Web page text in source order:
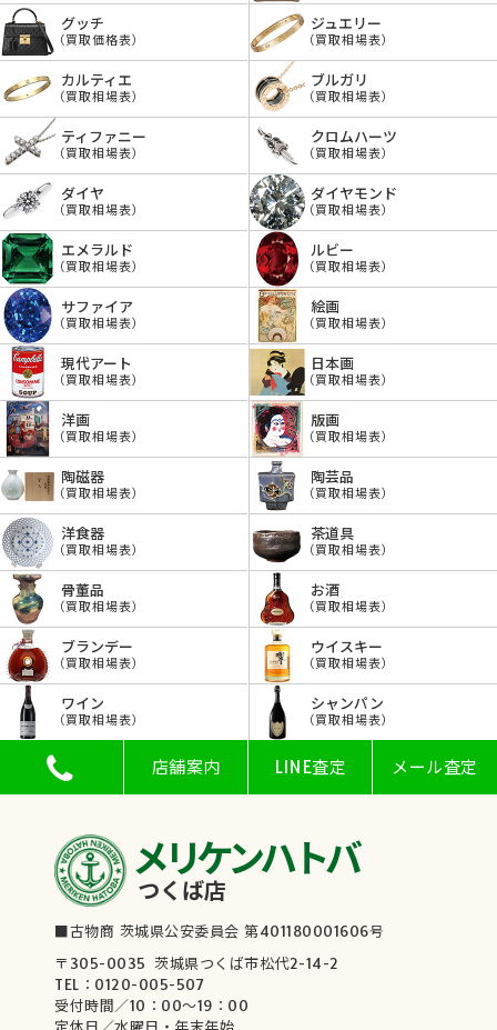
グッチ
（買取価格表）
ジュエリー
（買取相場表）
カルティエ
（買取相場表）
ブルガリ
（買取相場表）
ティファニー
（買取相場表）
クロムハーツ
（買取相場表）
ダイヤ
（買取相場表）
ダイヤモンド
（買取相場表）
エメラルド
（買取相場表）
ルビー
（買取相場表）
サファイア
（買取相場表）
絵画
（買取相場表）
現代アート
（買取相場表）
日本画
（買取相場表）
洋画
（買取相場表）
版画
（買取相場表）
陶磁器
（買取相場表）
陶芸品
（買取相場表）
洋食器
（買取相場表）
茶道具
（買取相場表）
骨董品
（買取相場表）
お酒
（買取相場表）
ブランデー
（買取相場表）
ウイスキー
（買取相場表）
ワイン
（買取相場表）
シャンパン
（買取相場表）
店舗案内 LINE査定 メール査定
メリケンハトバ
つくば店
■古物商 茨城県公安委員会 第401180001606号
〒305-0035 茨城県つくば市松代2-14-2
TEL：0120-005-507
受付時間／10：00～19：00
定休日／水曜日・年末年始